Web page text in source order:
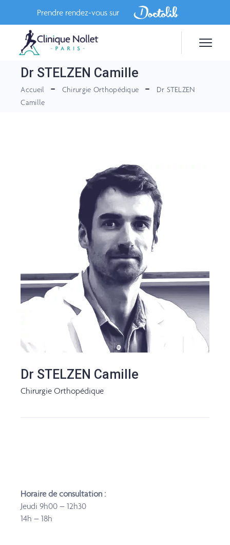
Prendre rendez-vous sur
Dr STELZEN Camille
Accueil Chirurgie Orthopédique
Dr STELZEN
Camille
Dr STELZEN Camille
Chirurgie Orthopédique
Horaire de consultation :
Jeudi 9h00 – 12h30
14h – 18h